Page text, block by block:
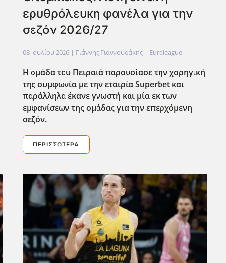
ερυθρόλευκη φανέλα για την
σεζόν 2026/27
08 Ιουλίου 2026 | Γιάννης Γιαννουδάκης | Euroleague
Η ομάδα του Πειραιά παρουσίασε την χορηγική
της συμφωνία με την εταιρία Superbet και
παράλληλα έκανε γνωστή και μία εκ των
εμφανίσεων της ομάδας για την επερχόμενη
σεζόν.
ΠΕΡΙΣΣΌΤΕΡΑ